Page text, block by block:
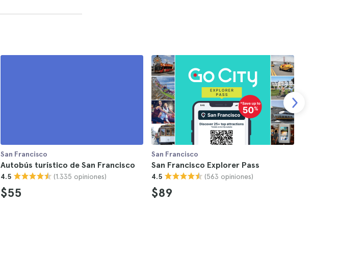
San Francisco
Autobús turístico de San Francisco
4.5 (1.335 opiniones)
$55
San Francisco
San Francisco Explorer Pass
4.5 (563 opiniones)
$89